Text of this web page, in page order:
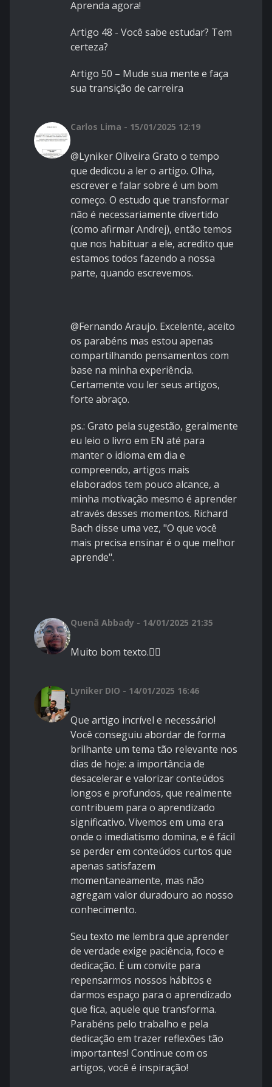
Aprenda agora!
Artigo 48 - Você sabe estudar? Tem
certeza?
Artigo 50 – Mude sua mente e faça
sua transição de carreira
Carlos Lima - 15/01/2025 12:19
@Lyniker Oliveira Grato o tempo
que dedicou a ler o artigo. Olha,
escrever e falar sobre é um bom
começo. O estudo que transformar
não é necessariamente divertido
(como afirmar Andrej), então temos
que nos habituar a ele, acredito que
estamos todos fazendo a nossa
parte, quando escrevemos.
@Fernando Araujo. Excelente, aceito
os parabéns mas estou apenas
compartilhando pensamentos com
base na minha experiência.
Certamente vou ler seus artigos,
forte abraço.
ps.: Grato pela sugestão, geralmente
eu leio o livro em EN até para
manter o idioma em dia e
compreendo, artigos mais
elaborados tem pouco alcance, a
minha motivação mesmo é aprender
através desses momentos. Richard
Bach disse uma vez, "O que você
mais precisa ensinar é o que melhor
aprende".
Quenã Abbady - 14/01/2025 21:35
Muito bom texto.👍🏻
Lyniker DIO - 14/01/2025 16:46
Que artigo incrível e necessário!
Você conseguiu abordar de forma
brilhante um tema tão relevante nos
dias de hoje: a importância de
desacelerar e valorizar conteúdos
longos e profundos, que realmente
contribuem para o aprendizado
significativo. Vivemos em uma era
onde o imediatismo domina, e é fácil
se perder em conteúdos curtos que
apenas satisfazem
momentaneamente, mas não
agregam valor duradouro ao nosso
conhecimento.
Seu texto me lembra que aprender
de verdade exige paciência, foco e
dedicação. É um convite para
repensarmos nossos hábitos e
darmos espaço para o aprendizado
que fica, aquele que transforma.
Parabéns pelo trabalho e pela
dedicação em trazer reflexões tão
importantes! Continue com os
artigos, você é inspiração!